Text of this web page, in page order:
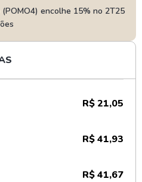
encolhe 15% no 2T25
R$ 21,05
R$ 41,93
R$ 41,67